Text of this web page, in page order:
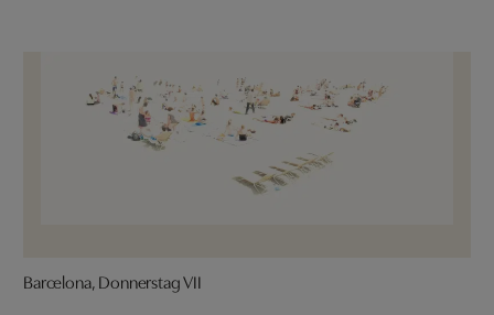
Barcelona, Donnerstag VII